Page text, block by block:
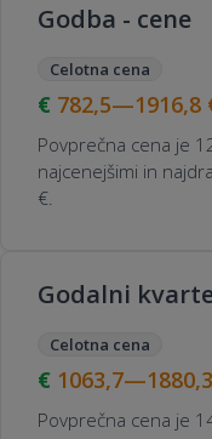
Godba - cene
Celotna cena
782,5—1916,8
Povprečna cena je
najcenejšimi in
€.
Godalni
Celotna cena
1063,7—1880,3
Povprečna cena je